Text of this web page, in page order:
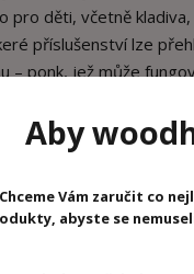
pro děti, včetně
příslušenství lze
– ponk, jež může
a podporuje
délka 21 cm, šířka
Aby
Chceme Vám zaručit co
abyste se